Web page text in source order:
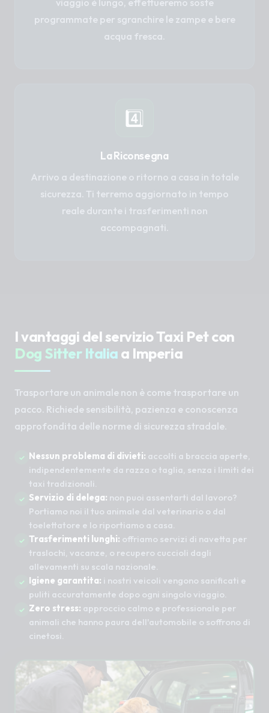
programmate per sgranchire le zampe e bere
acqua fresca.
4️⃣
La Riconsegna
Arrivo a destinazione o ritorno a casa in totale
sicurezza. Ti terremo aggiornato in tempo
reale durante i trasferimenti non
accompagnati.
I vantaggi del servizio Taxi Pet con
Dog Sitter Italia a Imperia
Trasportare un animale non è come trasportare un
pacco. Richiede sensibilità, pazienza e conoscenza
approfondita delle norme di sicurezza stradale.
Nessun problema di divieti: accolti a braccia aperte,
indipendentemente da razza o taglia, senza i limiti dei
taxi tradizionali.
Servizio di delega: non puoi assentarti dal lavoro?
Portiamo noi il tuo animale dal veterinario o dal
toelettatore e lo riportiamo a casa.
Trasferimenti lunghi: offriamo servizi di navetta per
traslochi, vacanze, o recupero cuccioli dagli
allevamenti su scala nazionale.
Igiene garantita: i nostri veicoli vengono sanificati e
puliti accuratamente dopo ogni singolo viaggio.
Zero stress: approccio calmo e professionale per
animali che hanno paura dell'automobile o soffrono di
cinetosi.